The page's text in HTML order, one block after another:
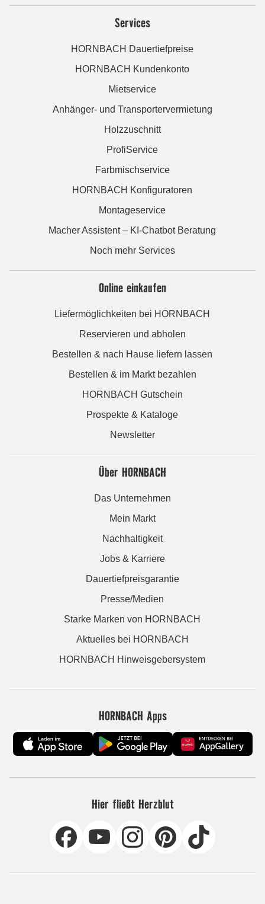
Services
HORNBACH Dauertiefpreise
HORNBACH Kundenkonto
Mietservice
Anhänger- und Transportervermietung
Holzzuschnitt
ProfiService
Farbmischservice
HORNBACH Konfiguratoren
Montageservice
Macher Assistent – KI-Chatbot Beratung
Noch mehr Services
Online einkaufen
Liefermöglichkeiten bei HORNBACH
Reservieren und abholen
Bestellen & nach Hause liefern lassen
Bestellen & im Markt bezahlen
HORNBACH Gutschein
Prospekte & Kataloge
Newsletter
Über HORNBACH
Das Unternehmen
Mein Markt
Nachhaltigkeit
Jobs & Karriere
Dauertiefpreisgarantie
Presse/Medien
Starke Marken von HORNBACH
Aktuelles bei HORNBACH
HORNBACH Hinweisgebersystem
HORNBACH Apps
Hier fließt Herzblut